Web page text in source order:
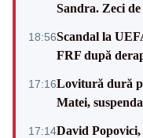
Sandra. Zeci
18:56Scandal la
FRF după
17:16Lovitură dură
Matei,
17:14David